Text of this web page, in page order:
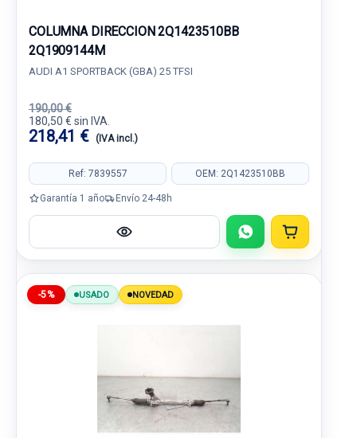
COLUMNA DIRECCION 2Q1423510BB
2Q1909144M
AUDI A1 SPORTBACK (GBA) 25 TFSI
190,00 €
180,50 € sin IVA.
218,41 € (IVA incl.)
Ref: 7839557 OEM: 2Q1423510BB
Garantía 1 año Envío 24-48h
-5% USADO NOVEDAD